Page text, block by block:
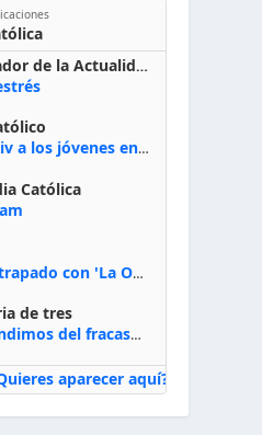
El Observador de la Actualidad
Papa León Xiv a los jóvenes en Asís, 6-8-2026: «De san Francisco aprendan la radicalidad evangélica: no los vuelve ciegos ni violentos, sino sensibles, atentos, siempre en el seguimiento de Jesús, humildes y acogiendo a todos»
Católica
Tres horas atrapado con 'La Odisea' de Nolan
de tres
Lo que aprendimos del fracaso al emprender
aparecer aquí?